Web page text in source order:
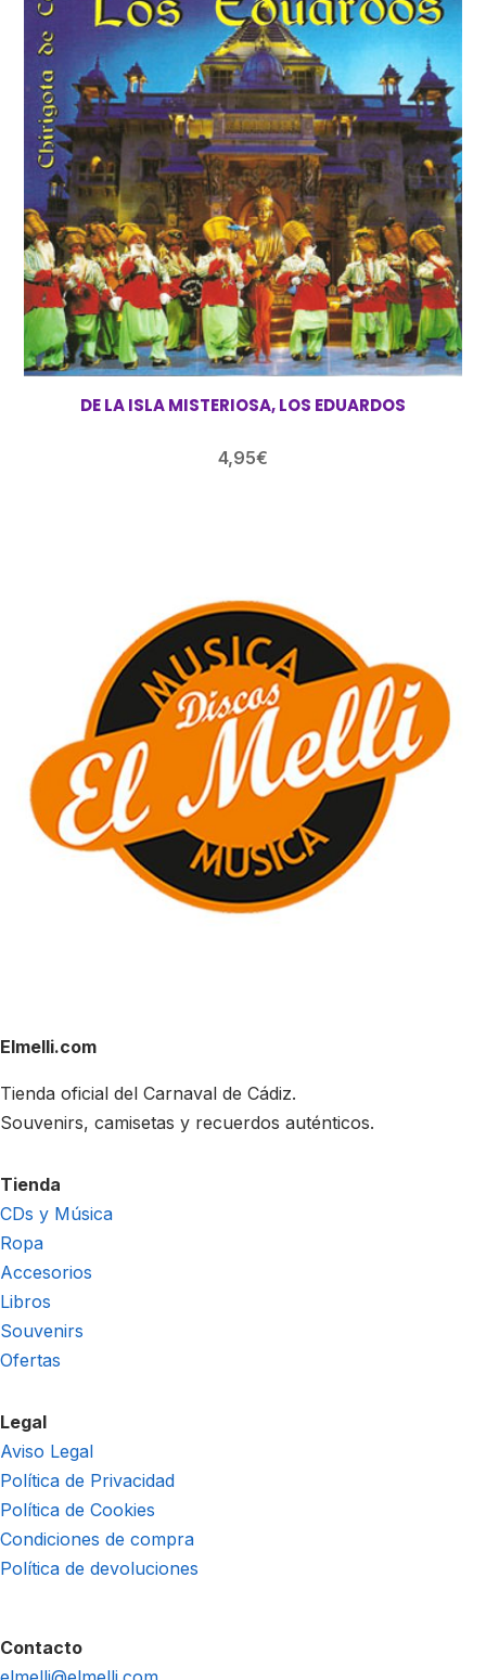
DE LA ISLA MISTERIOSA, LOS EDUARDOS
4,95€
Elmelli.com
Tienda oficial del Carnaval de Cádiz.
Souvenirs, camisetas y recuerdos auténticos.
Tienda
CDs y Música
Ropa
Accesorios
Libros
Souvenirs
Ofertas
Legal
Aviso Legal
Política de Privacidad
Política de Cookies
Condiciones de compra
Política de devoluciones
Contacto